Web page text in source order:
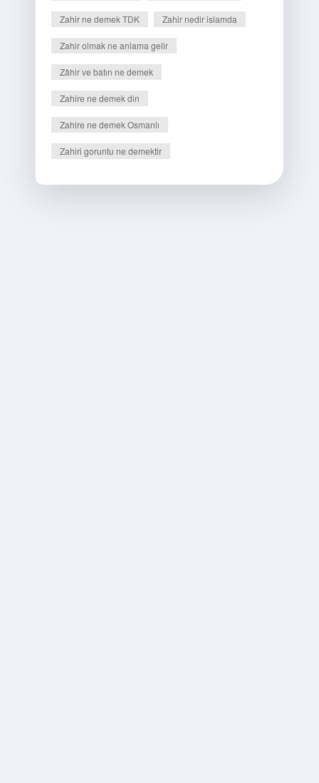
Zahir ne demek TDK Zahir nedir islamda
Zahir olmak ne anlama gelir
Zâhir ve batın ne demek
Zahire ne demek din
Zahire ne demek Osmanlı
Zahiri goruntu ne demektir